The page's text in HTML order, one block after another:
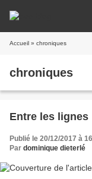
Accueil » chroniques
chroniques
Entre les lignes
Publié le 20/12/2017 à
Par dominique dieterlé